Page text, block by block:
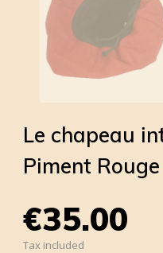
Le chapeau
Piment Rouge
€35.00
Tax included